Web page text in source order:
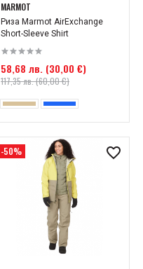
MARMOT
Риза Marmot AirExchange
Short-Sleeve Shirt
58,68 лв. (30,00 €)
117,35 лв. (60,00 €)
-50%